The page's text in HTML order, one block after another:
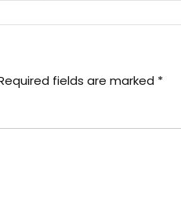
fields are marked *